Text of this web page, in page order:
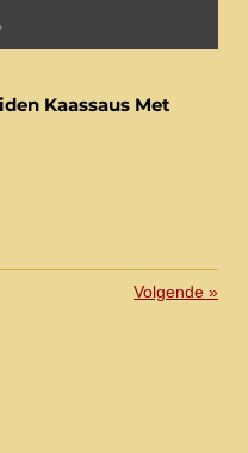
Kaassaus Met
Volgende »